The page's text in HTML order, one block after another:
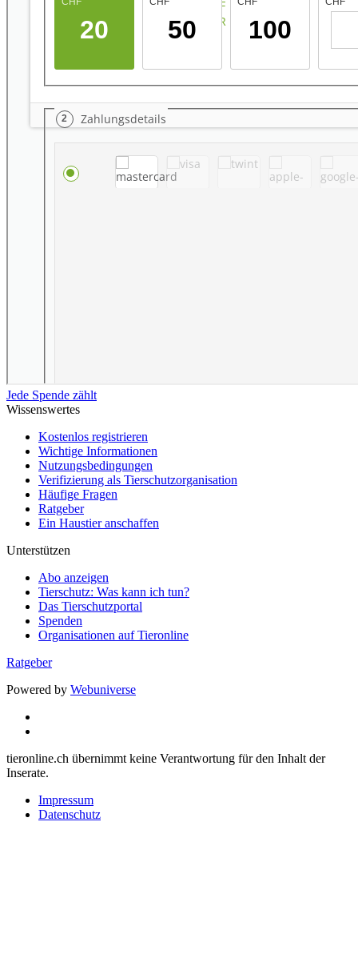
Jede Spende zählt
Wissenswertes
Kostenlos registrieren
Wichtige Informationen
Nutzungsbedingungen
Verifizierung als Tierschutzorganisation
Häufige Fragen
Ratgeber
Ein Haustier anschaffen
Unterstützen
Abo anzeigen
Tierschutz: Was kann ich tun?
Das Tierschutzportal
Spenden
Organisationen auf Tieronline
Ratgeber
Powered by Webuniverse
tieronline.ch übernimmt keine Verantwortung für den Inhalt der
Inserate.
Impressum
Datenschutz